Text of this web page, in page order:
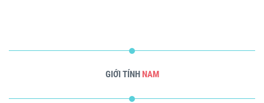
GIỚI TÍNH NAM